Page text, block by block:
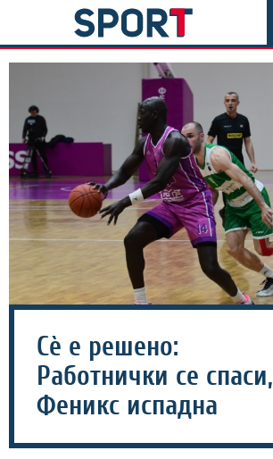
Сѐ е решено:
Работнички се спаси,
Феникс испадна